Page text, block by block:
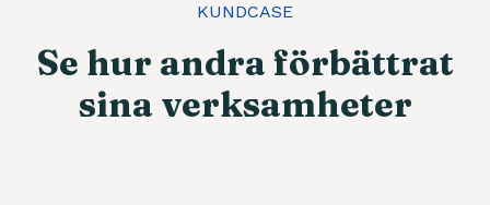
KUNDCASE
Se hur andra förbättrat
sina verksamheter